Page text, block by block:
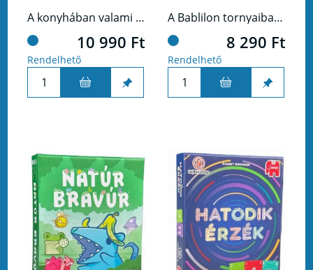
A konyhában valami fenséges készül, és te, mint mesterszakács, felelsz azért, hogy a legjobb alapanyagokat válogasd ki, majd lenyűgöző fogásokká varázsold őket. Készíts izgalmas ételeket a világ minden tájáról, és nyűgözd le vendégeidet a tökéletes ízharmóniával!
10 990 Ft
Rendelhető
A Bablilon tornyaiban a világhírű ősi csodát a Függőkerteket kell újraépítened lapkák segítségével.
8 290 Ft
Rendelhető